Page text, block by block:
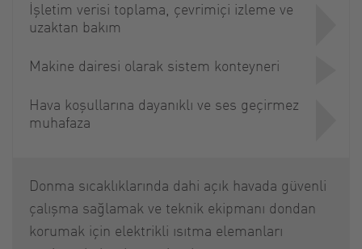
İşletim verisi toplama, çevrimiçi izleme ve
uzaktan bakım
Makine dairesi olarak sistem konteyneri
Hava koşullarına dayanıklı ve ses geçirmez
muhafaza
Donma sıcaklıklarında dahi açık havada güvenli
çalışma sağlamak ve teknik ekipmanı dondan
korumak için elektrikli ısıtma elemanları